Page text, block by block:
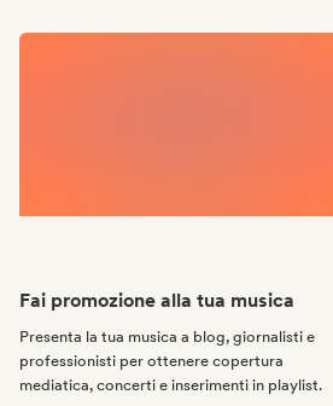
Fai promozione alla tua musica
Presenta la tua musica a blog, giornalisti e
professionisti per ottenere copertura
mediatica, concerti e inserimenti in playlist.